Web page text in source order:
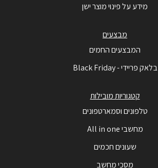
מידע על פינוי מוצר ישן
מבצעים
המבצעים החמים
בלאק פריידי - Black Friday
קטגוריות מובילות
טלפונים וסמארטפונים
מחשבי All in one
שעונים חכמים
מסכי מחשב